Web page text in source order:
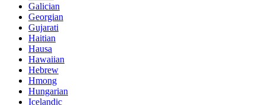
Galician
Georgian
Gujarati
Haitian
Hausa
Hawaiian
Hebrew
Hmong
Hungarian
Icelandic